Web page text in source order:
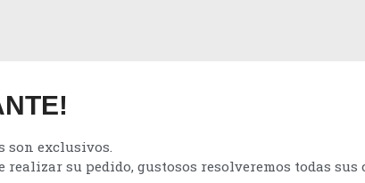
son exclusivos.
su pedido, gustosos resolveremos todas sus